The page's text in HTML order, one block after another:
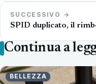
SUCCESSIVO →
SPID duplicato, il
Continua a
BELLEZZA